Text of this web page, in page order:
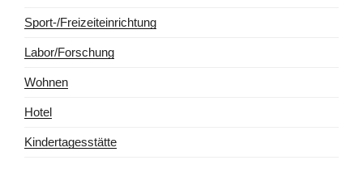
Sport-/Freizeiteinrichtung
Labor/Forschung
Wohnen
Hotel
Kindertagesstätte